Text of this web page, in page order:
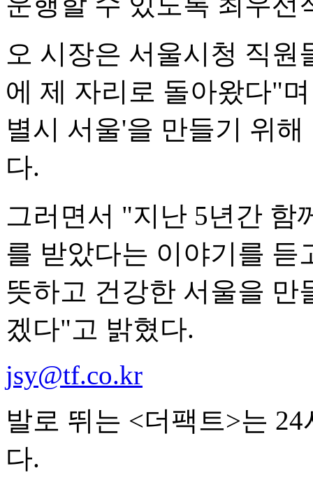
오 시장은 서울시청 직원
에 제 자리로 돌아왔다"
별시 서울'을 만들기 위
다.
그러면서 "지난 5년간 함
를 받았다는 이야기를
뜻하고 건강한 서울을 만
겠다"고 밝혔다.
jsy@tf.co.kr
발로 뛰는 <더팩트>는
다.